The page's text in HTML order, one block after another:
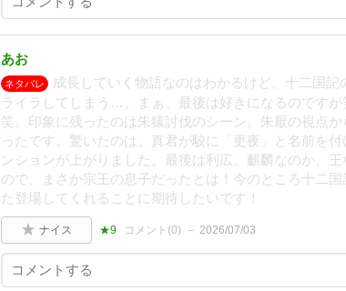
あお
ネタバレ
成長していく物語なのはわかるけど、十二国
ライラしてしまう…。まぁ、最後は好きになるのです
笑。印象に残ったのは朱猿討伐のシーン。朱厭の視点
ったです。驚いたのは、真君が駮に「更夜」と名前を
ンションが上がりました。最後は利広。麒麟なのか、
ので、まさか宗王の息子だったとは！今のところ十二
た登場してくれることに期待したいです！
ナイス ★9 コメント(0) 2026/07/03